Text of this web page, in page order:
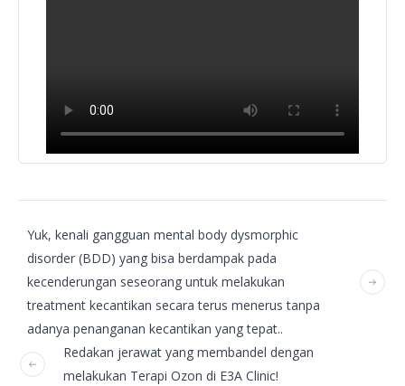
Yuk, kenali gangguan mental body dysmorphic
disorder (BDD) yang bisa berdampak pada
kecenderungan seseorang untuk melakukan
treatment kecantikan secara terus menerus tanpa
adanya penanganan kecantikan yang tepat..
Redakan jerawat yang membandel dengan
melakukan Terapi Ozon di E3A Clinic!